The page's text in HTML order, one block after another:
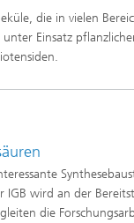
Screening
als In-
Weitere
die in vielen
Einsatz
IGB wird an der
die